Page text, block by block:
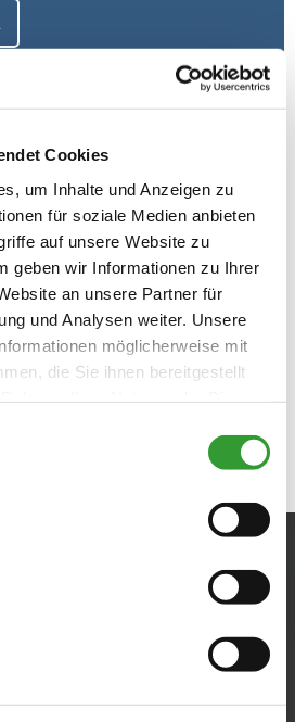
Cookies
um Inhalte und Anzeigen zu
für soziale Medien anbieten
auf unsere Website zu
geben wir Informationen zu Ihrer
an unsere Partner für
und Analysen weiter. Unsere
möglicherweise mit
die Sie ihnen bereitgestellt
for summer fun
videos aboutReit im
channel ↗ .
accept all cookies.